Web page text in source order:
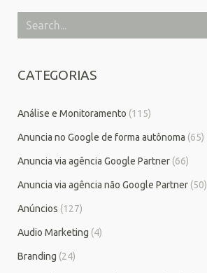
CATEGORIAS
Análise e Monitoramento (115)
Anuncia no Google de forma autônoma (65)
Anuncia via agência Google Partner (66)
Anuncia via agência não Google Partner (50)
Anúncios (127)
Audio Marketing (4)
Branding (24)